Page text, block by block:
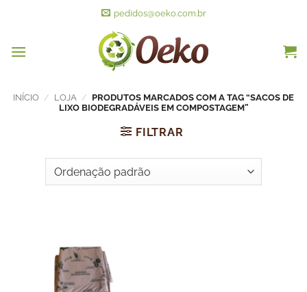
pedidos@oeko.com.br
INÍCIO / LOJA / PRODUTOS MARCADOS COM A TAG “SACOS DE
LIXO BIODEGRADÁVEIS EM COMPOSTAGEM”
FILTRAR